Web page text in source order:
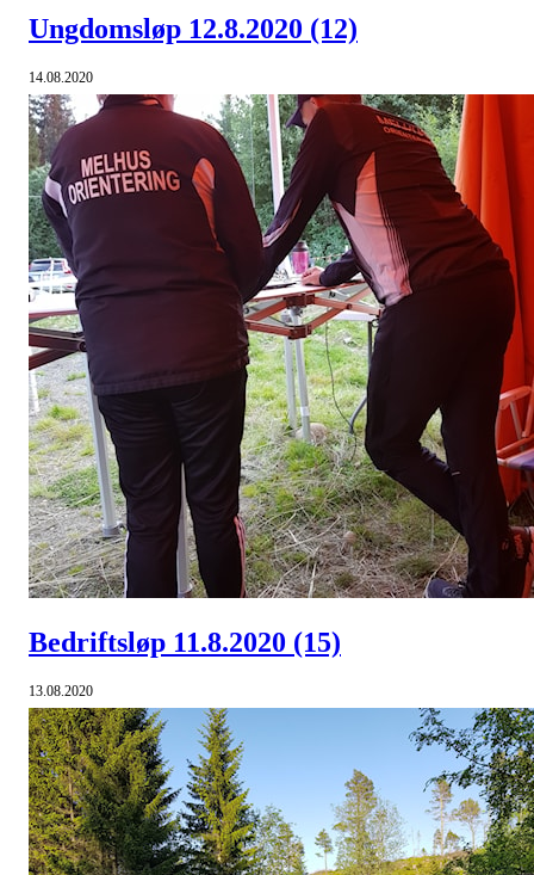
Ungdomsløp 12.8.2020 (12)
14.08.2020
Bedriftsløp 11.8.2020 (15)
13.08.2020